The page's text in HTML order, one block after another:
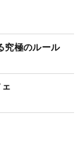
極のルール